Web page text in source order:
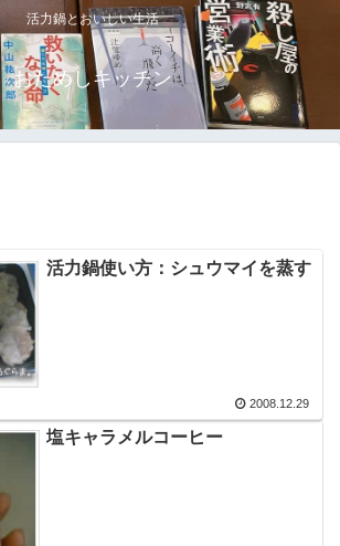
活力鍋とおいしい生活
おためしキッチン
活力鍋使い方：シュウマイを蒸す
2008.12.29
塩キャラメルコーヒー